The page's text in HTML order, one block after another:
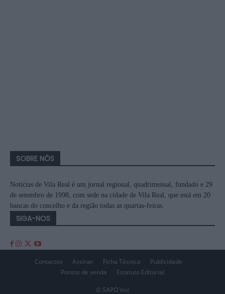
SOBRE NÓS
Notícias de Vila Real é um jornal regional, quadrimensal, fundado e 29
de setembro de 1998, com sede na cidade de Vila Real, que está em 20
bancas do concelho e da região todas as quartas-feiras.
SIGA-NOS
Contactos Assinar Ficha Técnica
Publicidade
Pontos de venda
Estatuto Editorial
© SAPO Voz